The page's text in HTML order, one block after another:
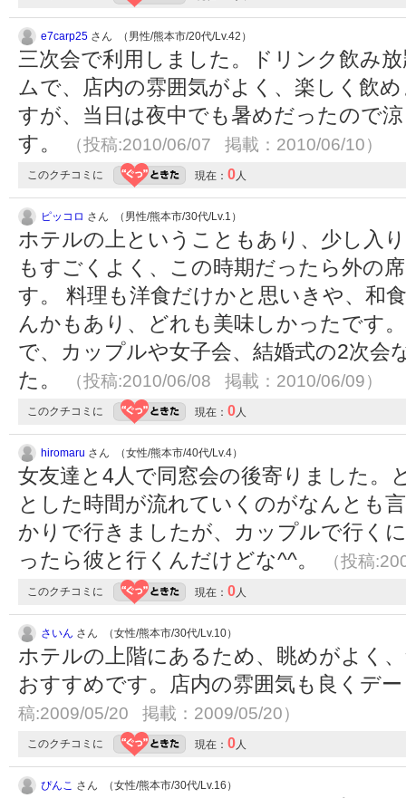
e7carp25 さん （男性/熊本市/20代/Lv.42）
三次会で利用しました。ドリンク飲み
ムで、店内の雰囲気がよく、楽しく飲
すが、当日は夜中でも暑めだったので
す。
（投稿:2010/06/07 掲載：2010/06/10）
このクチコミに 現在： 0人
ピッコロ さん （男性/熊本市/30代/Lv.1）
ホテルの上ということもあり、少し入
もすごくよく、この時期だったら外の
す。 料理も洋食だけかと思いきや、和
んかもあり、どれも美味しかったです
で、カップルや女子会、結婚式の2次会
た。
（投稿:2010/06/08 掲載：2010/06/09）
このクチコミに 現在： 0人
hiromaru さん （女性/熊本市/40代/Lv.4）
女友達と4人で同窓会の後寄りました。
とした時間が流れていくのがなんとも
かりで行きましたが、カップルで行く
ったら彼と行くんだけどな^^。
（投稿
このクチコミに 現在： 0人
さいん さん （女性/熊本市/30代/Lv.10）
ホテルの上階にあるため、眺めがよく
おすすめです。店内の雰囲気も良くデ
稿:2009/05/20 掲載：2009/05/20）
このクチコミに 現在： 0人
ぴんこ さん （女性/熊本市/30代/Lv.16）